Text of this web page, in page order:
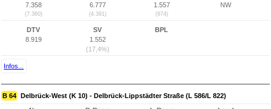
7.358
(7.360)
6.777
(4.391)
1.557
(974)
NW
DTV
8.919
SV
1.552
(17,4%)
BPL
Infos...
B 64 Delbrück-West (K 10) - Delbrück-Lippstädter Straße (L 586/L 822)